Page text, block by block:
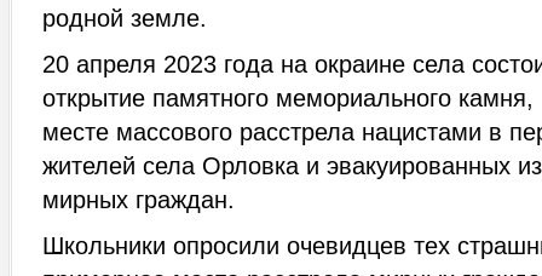
родной земле.
20 апреля 2023 года на окраине села
открытие памятного мемориального
месте массового расстрела нацистами в
жителей села Орловка и эвакуированных
мирных граждан.
Школьники опросили очевидцев тех